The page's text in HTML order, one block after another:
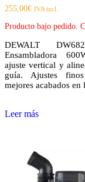
255,00€ IVA incl.
Producto bajo pedido.
DEWALT
Ensambladora
ajuste vertical y
guía. Ajustes
mejores acabados en
Leer más